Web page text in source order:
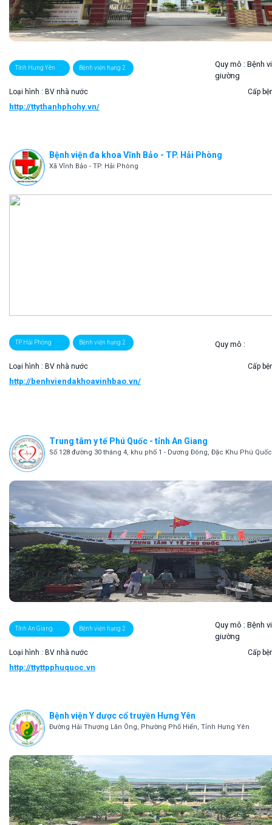
Tỉnh Hưng Yên Bệnh viện hạng 2 Quy mô :Bệnh
giường
Loại hình : BV nhà nước Cấp
http://ttythanhphohy.vn/
Bệnh viện đa khoa Vĩnh Bảo - TP. Hải Phòng
Xã Vĩnh Bảo - TP. Hải Phòng
TP. Hải Phòng Bệnh viện hạng 2 Quy mô :
Loại hình : BV nhà nước Cấp
http://benhviendakhoavinhbao.vn/
Trung tâm y tế Phú Quốc - tỉnh An Giang
Số 128 đường 30 tháng 4, khu phố 1 - Dương Đông, Đặc Khu Phú
Tỉnh An Giang Bệnh viện hạng 2 Quy mô :Bệnh
giường
Loại hình : BV nhà nước Cấp
http://ttyttpphuquoc.vn
Bệnh viện Y dược cổ truyền Hưng Yên
Đường Hải Thượng Lãn Ông, Phường Phố Hiến, Tỉnh Hưng Yên